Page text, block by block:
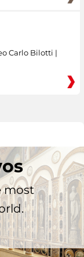
Carlo Bilotti |
most